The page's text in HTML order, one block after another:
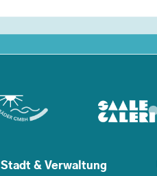
Stadt & Verwaltung